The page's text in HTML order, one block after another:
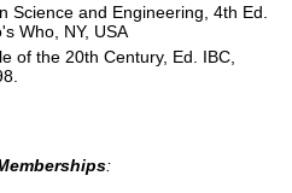
Science and Engineering, 4th Ed.
Who, NY, USA
of the 20th Century, Ed. IBC,
: